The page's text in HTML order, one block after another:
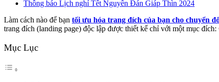
Thông báo Lịch nghỉ Tết Nguyên Đán Giáp Thìn 2024
Làm cách nào để bạn tối ưu hóa trang đích của bạn cho chuyển
trang đích (landing page) độc lập được thiết kế chỉ với một mục
Mục Lục